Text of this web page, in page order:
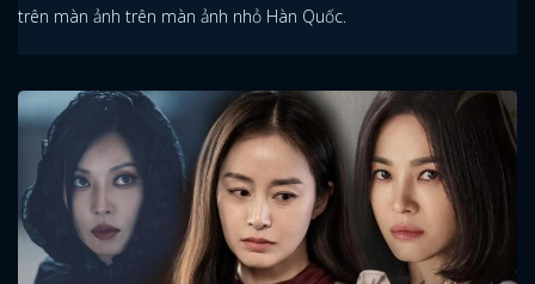
trên màn ảnh trên màn ảnh nhỏ Hàn Quốc.